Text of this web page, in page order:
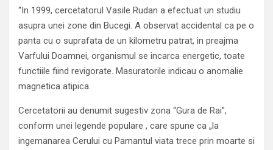
“In 1999, cercetatorul Vasile Rudan a efectuat un studiu
asupra unei zone din Bucegi. A observat accidental ca pe o
panta cu o suprafata de un kilometru patrat, in preajma
Varfului Doamnei, organismul se incarca energetic, toate
functiile fiind revigorate. Masuratorile indicau o anomalie
magnetica atipica.
Cercetatorii au denumit sugestiv zona “Gura de Rai”,
conform unei legende populare , care spune ca „la
ingemanarea Cerului cu Pamantul viata trece prin moarte si